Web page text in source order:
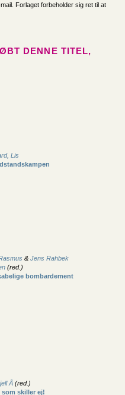
Forlaget forbeholder sig ret til at
DENNE TITEL,
Lis
& Jens Rahbek
(red.)
bombardement
Å (red.)
skiller ej!